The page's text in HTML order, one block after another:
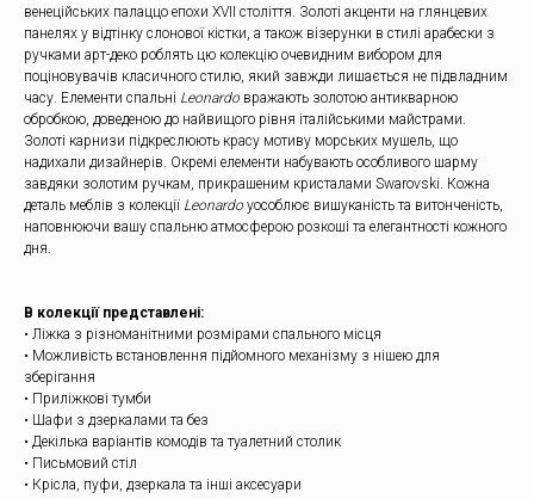
венеційських палаццо епохи XVII століття. Золоті акценти на глянцевих
панелях у відтінку слонової кістки, а також візерунки в стилі арабески з
ручками арт-деко роблять цю колекцію очевидним вибором для
поціновувачів класичного стилю, який завжди лишається не підвладним
часу. Елементи спальні Leonardo вражають золотою антикварною
обробкою, доведеною до найвищого рівня італійськими майстрами.
Золоті карнизи підкреслюють красу мотиву морських мушель, що
надихали дизайнерів. Окремі елементи набувають особливого шарму
завдяки золотим ручкам, прикрашеним кристалами Swarovski. Кожна
деталь меблів з колекції Leonardo уособлює вишуканість та витонченість,
наповнюючи вашу спальню атмосферою розкоші та елегантності кожного
дня.
В колекції представлені:
• Ліжка з різноманітними розмірами спального місця
• Можливість встановлення підйомного механізму з нішею для
зберігання
• Приліжкові тумби
• Шафи з дзеркалами та без
• Декілька варіантів комодів та туалетний столик
• Письмовий стіл
• Крісла, пуфи, дзеркала та інші аксесуари